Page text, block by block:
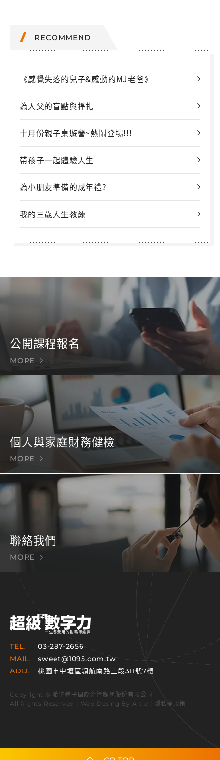
RECOMMEND
《感覺失落的兒子&感動的MJ老爸》
為人父的盲點與掙扎
十月份親子桌遊營~熱鬧登場!!!
帶孩子一起體驗人生
為小朋友準備的成年禮?
我的三歲人生教練
公開課程報名
MORE
個人與家庭財務健檢
MORE
聯絡我們
MORE
TEL.
03-287-2656
MAIL.
sweet@1095.com.tw
ADD.
桃園市中壢區領航南路三段311號7樓
Copyright © 希望種子國際企管顧問股份有限公司
All Rights Reserved | Web Desing By Artie | 隱私權政策